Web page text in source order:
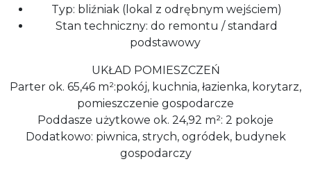
Typ: bliźniak (lokal z odrębnym wejściem)
Stan techniczny: do remontu / standard
podstawowy
UKŁAD POMIESZCZEŃ
Parter ok. 65,46 m²:pokój, kuchnia, łazienka, korytarz,
pomieszczenie gospodarcze
Poddasze użytkowe ok. 24,92 m²: 2 pokoje
Dodatkowo: piwnica, strych, ogródek, budynek
gospodarczy